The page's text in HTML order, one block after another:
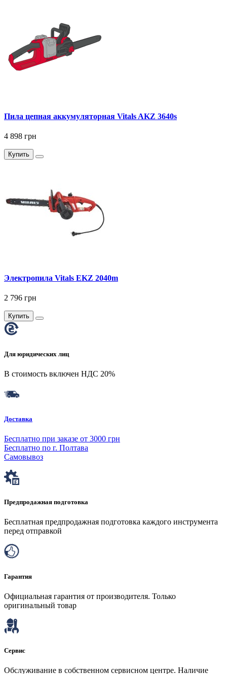
Пила цепная аккумуляторная Vitals AKZ 3640s
4 898 грн
Купить
Электропила Vitals EKZ 2040m
2 796 грн
Купить
Для юридических лиц
В стоимость включен НДС 20%
Доставка
Бесплатно при заказе от 3000 грн
Бесплатно по г. Полтава
Самовывоз
Предпродажная подготовка
Бесплатная предпродажная подготовка каждого инструмента
перед отправкой
Гарантия
Официальная гарантия от производителя. Только
оригинальный товар
Сервис
Обслуживание в собственном сервисном центре. Наличие